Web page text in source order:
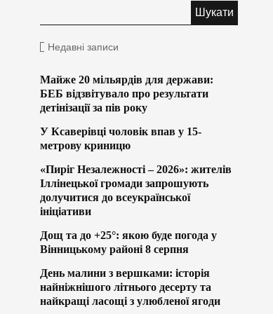
Недавні записи
Майже 20 мільярдів для держави:
БЕБ відзвітувало про результати
детінізації за пів року
У Ксаверівці чоловік впав у 15-
метрову криницю
«Пиріг Незалежності – 2026»: жителів
Іллінецької громади запрошують
долучитися до всеукраїнської
ініціативи
Дощ та до +25°: якою буде погода у
Вінницькому районі 8 серпня
День малини з вершками: історія
найніжнішого літнього десерту та
найкращі ласощі з улюбленої ягоди